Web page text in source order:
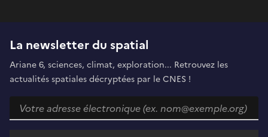
La newsletter du spatial
Ariane 6, sciences, climat, exploration... Retrouvez les
actualités spatiales décryptées par le CNES !